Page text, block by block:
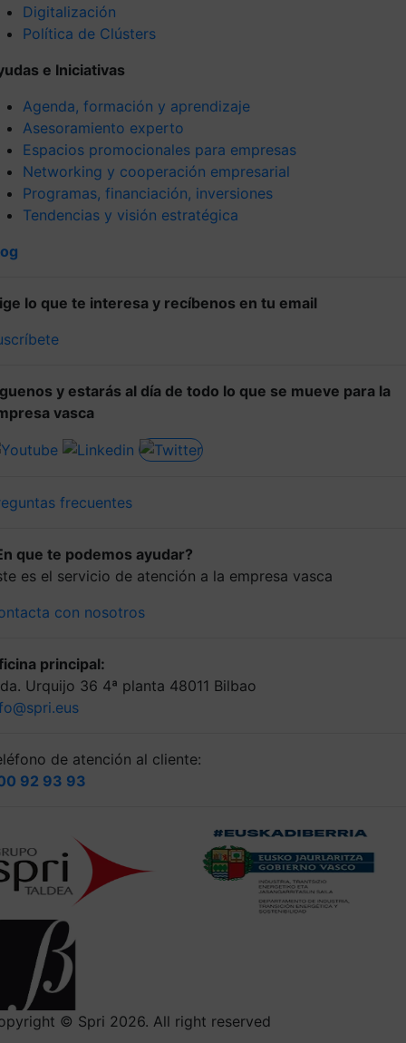
Digitalización
Política de Clústers
e Iniciativas
Agenda, formación y aprendizaje
Asesoramiento experto
Espacios promocionales para empresas
Networking y cooperación empresarial
Programas, financiación, inversiones
Tendencias y visión estratégica
lo que te interesa y recíbenos en tu email
y estarás al día de todo lo que se mueve para la
vasca
frecuentes
que te podemos ayudar?
es el servicio de atención a la empresa vasca
con nosotros
principal:
Urquijo 36 4ª planta 48011 Bilbao
de atención al cliente:
92 93 93
© Spri 2026. All right reserved